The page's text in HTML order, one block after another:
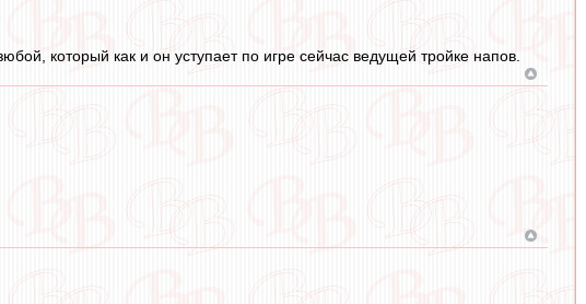
который как и он уступает по игре сейчас ведущей тройке напов.